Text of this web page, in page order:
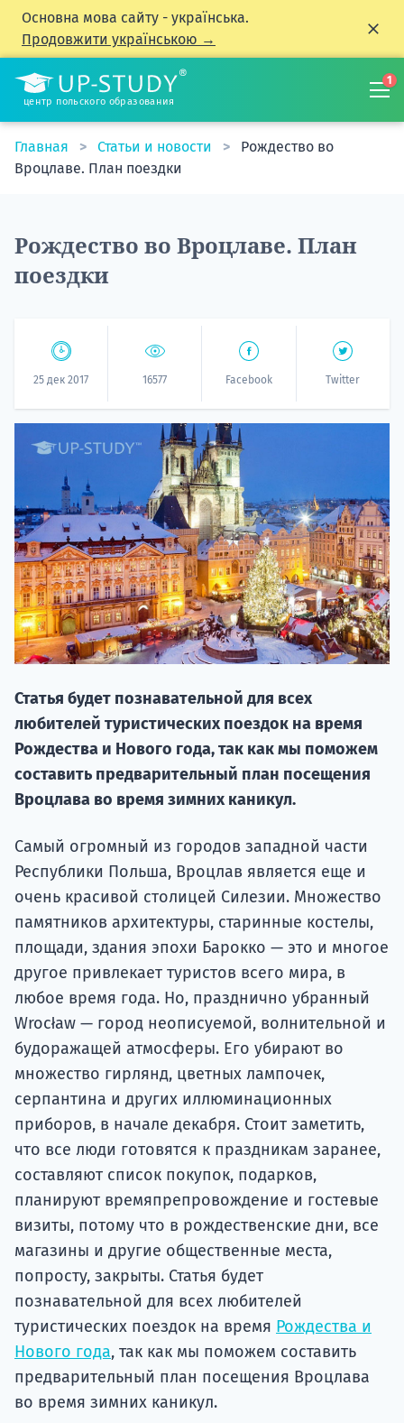
Основна мова сайту - українська.
Продовжити українською →
центр польского образования
1
Главная Статьи и новости
Рождество во
Вроцлаве. План поездки
Рождество во Вроцлаве. План
поездки
25 дек 2017 16577 Facebook Twitter
Статья будет познавательной для всех
любителей туристических поездок на время
Рождества и Нового года, так как мы поможем
составить предварительный план посещения
Вроцлава во время зимних каникул.
Самый огромный из городов западной части
Республики Польша, Вроцлав является еще и
очень красивой столицей Силезии. Множество
памятников архитектуры, старинные костелы,
площади, здания эпохи Барокко — это и многое
другое привлекает туристов всего мира, в
любое время года. Но, празднично убранный
Wrocław — город неописуемой, волнительной и
будоражащей атмосферы. Его убирают во
множество гирлянд, цветных лампочек,
серпантина и других иллюминационных
приборов, в начале декабря. Стоит заметить,
что все люди готовятся к праздникам заранее,
составляют список покупок, подарков,
планируют времяпрепровождение и гостевые
визиты, потому что в рождественские дни, все
магазины и другие общественные места,
попросту, закрыты. Статья будет
познавательной для всех любителей
туристических поездок на время Рождества и
Нового года, так как мы поможем составить
предварительный план посещения Вроцлава
во время зимних каникул.
НАБОР